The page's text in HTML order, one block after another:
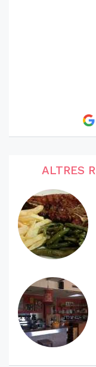
ALTRES